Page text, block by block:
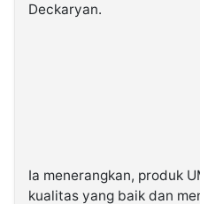
Deckaryan.
Ia menerangkan, produk
kualitas yang baik dan